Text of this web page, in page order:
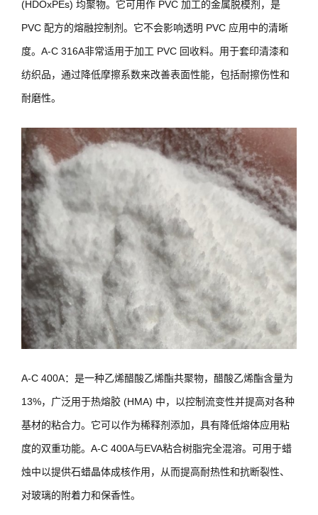
(HDOxPEs) 均聚物。它可用作 PVC 加工的金属脱模剂，是
PVC 配方的熔融控制剂。它不会影响透明 PVC 应用中的清晰
度。A-C 316A非常适用于加工 PVC 回收料。用于套印清漆和
纺织品，通过降低摩擦系数来改善表面性能，包括耐擦伤性和
耐磨性。
A-C 400A：是一种乙烯醋酸乙烯酯共聚物，醋酸乙烯酯含量为
13%，广泛用于热熔胶 (HMA) 中，以控制流变性并提高对各种
基材的粘合力。它可以作为稀释剂添加，具有降低熔体应用粘
度的双重功能。A-C 400A与EVA粘合树脂完全混溶。可用于蜡
烛中以提供石蜡晶体成核作用，从而提高耐热性和抗断裂性、
对玻璃的附着力和保香性。